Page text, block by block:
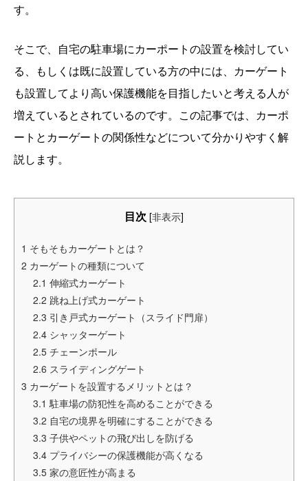
す。
そこで、自宅の駐車場にカーポートの設置を検討してい
る、もしくは既に設置している方の中には、カーゲート
も設置してより高い保護機能を目指したいと考える人が
増えているとされているのです。この記事では、カーポ
ートとカーゲートの関係性などについて分かりやすく解
説します。
目次 [非表示]
1 そもそもカーゲートとは？
2 カーゲートの種類について
2.1 伸縮式カーゲート
2.2 跳ね上げ式カーゲート
2.3 引き戸式カーゲート（スライド門扉）
2.4 シャッターゲート
2.5 チェーンポール
2.6 スライディングゲート
3 カーゲートを設置するメリットとは？
3.1 駐車場の防犯性を高めることができる
3.2 自宅の境界を明確にすることができる
3.3 子供やペットの飛び出しを防げる
3.4 プライバシーの保護機能が高くなる
3.5 家の意匠性が高まる